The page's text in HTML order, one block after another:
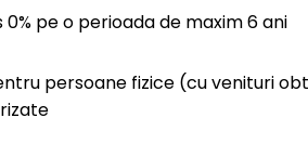
pe o perioada de maxim 6 ani
persoane fizice (cu venituri